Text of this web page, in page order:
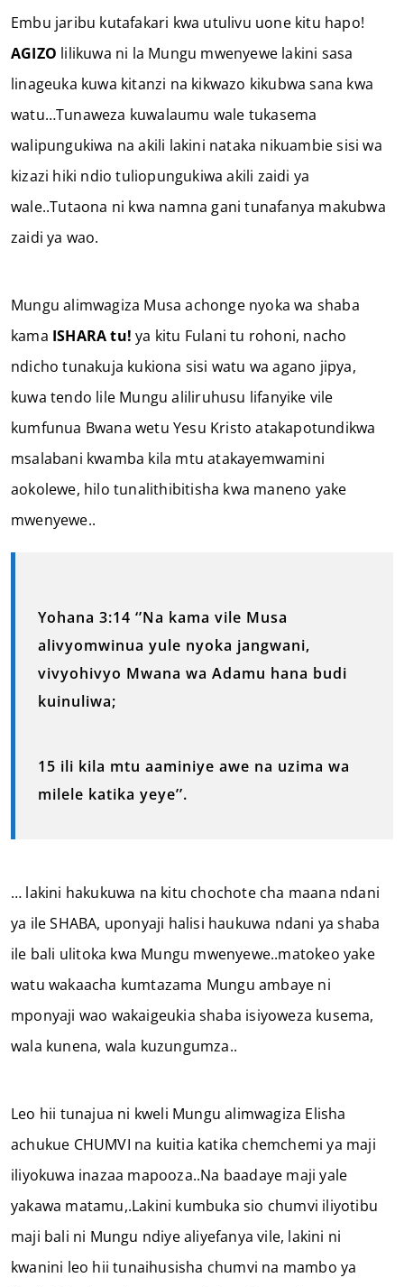
Embu jaribu kutafakari kwa utulivu uone kitu hapo!
AGIZO lilikuwa ni la Mungu mwenyewe lakini sasa
linageuka kuwa kitanzi na kikwazo kikubwa sana kwa
watu…Tunaweza kuwalaumu wale tukasema
walipungukiwa na akili lakini nataka nikuambie sisi wa
kizazi hiki ndio tuliopungukiwa akili zaidi ya
wale..Tutaona ni kwa namna gani tunafanya makubwa
zaidi ya wao.
Mungu alimwagiza Musa achonge nyoka wa shaba
kama ISHARA tu!ya kitu Fulani tu rohoni, nacho
ndicho tunakuja kukiona sisi watu wa agano jipya,
kuwa tendo lile Mungu aliliruhusu lifanyike vile
kumfunua Bwana wetu Yesu Kristo atakapotundikwa
msalabani kwamba kila mtu atakayemwamini
aokolewe, hilo tunalithibitisha kwa maneno yake
mwenyewe..
Yohana 3:14 ‘’Na kama vile Musa
alivyomwinua yule nyoka jangwani,
vivyohivyo Mwana wa Adamu hana budi
kuinuliwa;
15 ili kila mtu aaminiye awe na uzima wa
milele katika yeye’’.
… lakini hakukuwa na kitu chochote cha maana ndani
ya ile SHABA, uponyaji halisi haukuwa ndani ya shaba
ile bali ulitoka kwa Mungu mwenyewe..matokeo yake
watu wakaacha kumtazama Mungu ambaye ni
mponyaji wao wakaigeukia shaba isiyoweza kusema,
wala kunena, wala kuzungumza..
Leo hii tunajua ni kweli Mungu alimwagiza Elisha
achukue CHUMVI na kuitia katika chemchemi ya maji
iliyokuwa inazaa mapooza..Na baadaye maji yale
yakawa matamu,.Lakini kumbuka sio chumvi iliyotibu
maji bali ni Mungu ndiye aliyefanya vile, lakini ni
kwanini leo hii tunaihusisha chumvi na mambo ya